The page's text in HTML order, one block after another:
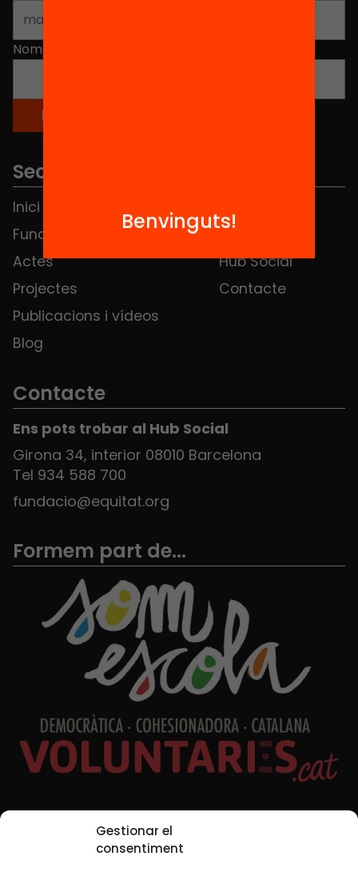
Gestionar el
consentiment
Nom
Seccions
Inici
Fundació
Actes
Projectes
Publicacions i vídeos
Blog
FAQS
Hub Social
Contacte
Contacte
Ens pots trobar al Hub Social
Girona 34, interior 08010 Barcelona
Tel 934 588 700
fundacio@equitat.org
Formem part de...
Xarxes Socials
Benvinguts!